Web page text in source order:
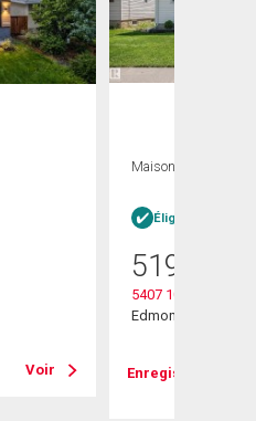
Voir
Maison
Éligible Louer
519 900
5407 106 Avenue
Edmonton, AB
Enregistrer